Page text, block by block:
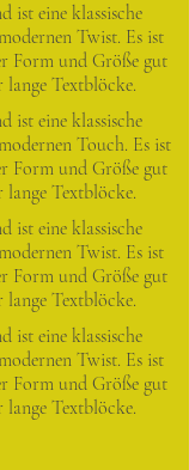
ist eine klassische
Twist. Es ist
Form und Größe gut
Textblöcke.
ist eine klassische
Touch. Es ist
Form und Größe gut
Textblöcke.
ist eine klassische
Twist. Es ist
Form und Größe gut
Textblöcke.
ist eine klassische
Twist. Es ist
Form und Größe gut
Textblöcke.